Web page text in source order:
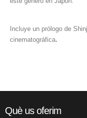
Incluye un prólogo de
cinematográfica.
Què us oferim